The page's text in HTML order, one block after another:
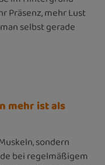
Präsenz, mehr Lust
selbst gerade
mehr ist als
sondern
bei regelmäßigem